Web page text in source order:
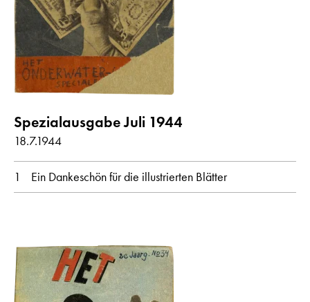
Spezialausgabe Juli 1944
18.7.1944
1 Ein Dankeschön für die illustrierten Blätter